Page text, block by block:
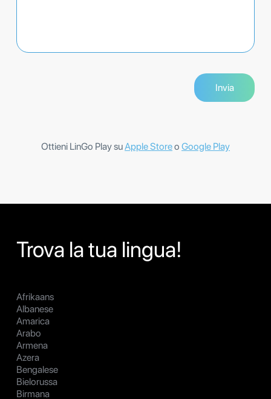
Ottieni LinGo Play suApple Storeo Google Play
Trova la tua lingua!
Afrikaans
Albanese
Amarica
Arabo
Armena
Azera
Bengalese
Bielorussa
Birmana